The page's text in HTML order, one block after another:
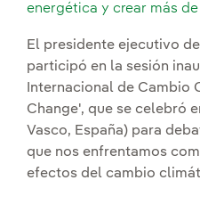
energética y crear más
El presidente ejecutivo
participó en la sesión
Internacional de Cambio
Change', que se celebró
Vasco, España) para
que nos enfrentamos
efectos del cambio